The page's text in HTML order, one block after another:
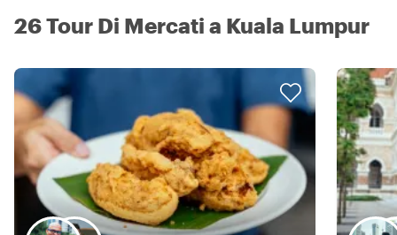
26 Tour Di Mercati a Kuala Lumpur